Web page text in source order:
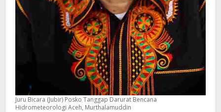
Juru Bicara (Jubir) Posko Tanggap Darurat Bencana
Hidrometeorologi Aceh, Murthalamuddin